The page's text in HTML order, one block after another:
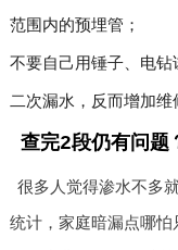
范围内的预埋管；
不要自己用锤子、电
二次漏水，反而增加维
查完2段仍有问题
很多人觉得渗水不多
统计，家庭暗漏点哪